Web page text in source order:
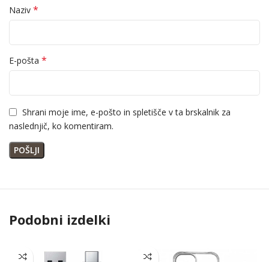
Naziv *
E-pošta *
Shrani moje ime, e-pošto in spletišče v ta brskalnik za
naslednjič, ko komentiram.
Podobni izdelki